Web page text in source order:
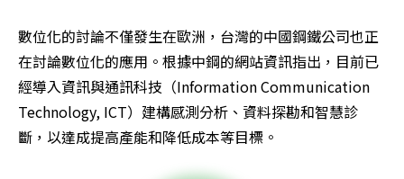
數位化的討論不僅發生在歐洲，台灣的中國鋼鐵公司也正
在討論數位化的應用。根據中鋼的網站資訊指出，目前已
經導入資訊與通訊科技（Information Communication
Technology, ICT）建構感測分析、資料探勘和智慧診
斷，以達成提高產能和降低成本等目標。